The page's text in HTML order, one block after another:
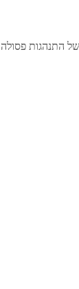
התנהגות